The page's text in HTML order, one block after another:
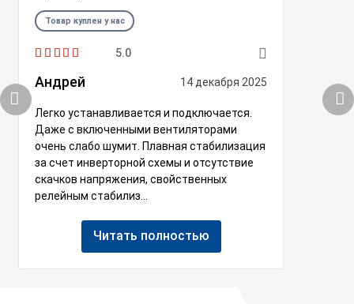
Товар куплен у нас
5.0
Андрей 14 декабря 2025
Легко устанавливается и подключается.
Даже с включенными вентиляторами
очень слабо шумит. Плавная стабилизация
за счет инверторной схемы и отсутствие
скачков напряжения, свойственных
релейным стабилиз...
Читать полностью